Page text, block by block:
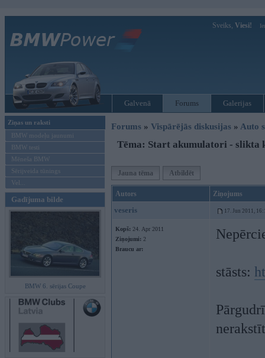
Sveiks, Viesi!
Galvenā Forums Galerijas
Ziņas un raksti
BMW modeļu jaunumi
BMW testi
Mēneša BMW
Sērijveida tūnings
Vel...
Gadījuma bilde
BMW 6. sērijas Coupe
Forums » Vispārējās diskusijas » Auto
Tēma: Start akumulatori - slikta
Jauna tēma Atbildēt
Autors Ziņojums
veseris 17. Jun 2011,
Kopš: 24. Apr 2011
Ziņojumi: 2
Braucu ar:
stāsts: